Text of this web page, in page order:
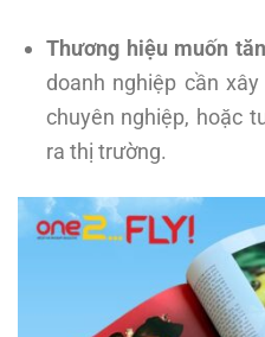
Thương hiệu muốn
doanh nghiệp cần
chuyên nghiệp, hoặc
ra thị trường.